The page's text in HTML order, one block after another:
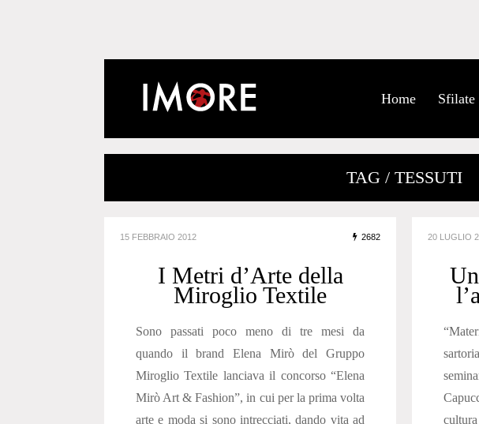
Home Sfilate
TAG / TESSUTI
15 FEBBRAIO 2012 2682
I Metri d’Arte della
Miroglio Textile
Sono passati poco meno di tre mesi da
quando il brand Elena Mirò del Gruppo
Miroglio Textile lanciava il concorso “Elena
Mirò Art & Fashion”, in cui per la prima volta
arte e moda si sono intrecciati, dando vita ad
20 LUGLIO